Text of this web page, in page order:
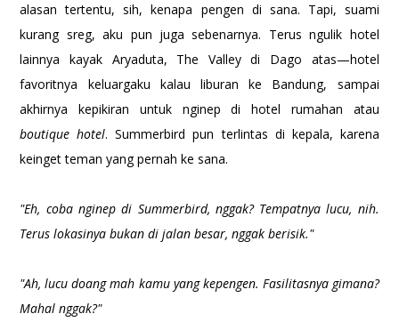
alasan tertentu, sih, kenapa pengen di sana. Tapi, suami
kurang sreg, aku pun juga sebenarnya. Terus ngulik hotel
lainnya kayak Aryaduta, The Valley di Dago atas—hotel
favoritnya keluargaku kalau liburan ke Bandung, sampai
akhirnya kepikiran untuk nginep di hotel rumahan atau
boutique hotel. Summerbird pun terlintas di kepala, karena
keinget teman yang pernah ke sana.
"Eh, coba nginep di Summerbird, nggak? Tempatnya lucu, nih.
Terus lokasinya bukan di jalan besar, nggak berisik."
"Ah, lucu doang mah kamu yang kepengen. Fasilitasnya gimana?
Mahal nggak?"